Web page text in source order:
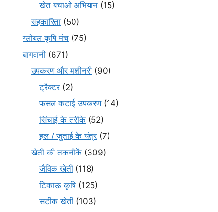
खेत बचाओ अभियान (15)
सहकारिता (50)
ग्लोबल कृषि मंच (75)
बागवानी (671)
उपकरण और मशीनरी (90)
ट्रैक्टर(2)
फसल कटाई उपकरण(14)
सिंचाई के तरीके (52)
हल / जुताई के यंत्र(7)
खेती की तकनीकें (309)
जैविक खेती (118)
टिकाऊ कृषि(125)
सटीक खेती (103)